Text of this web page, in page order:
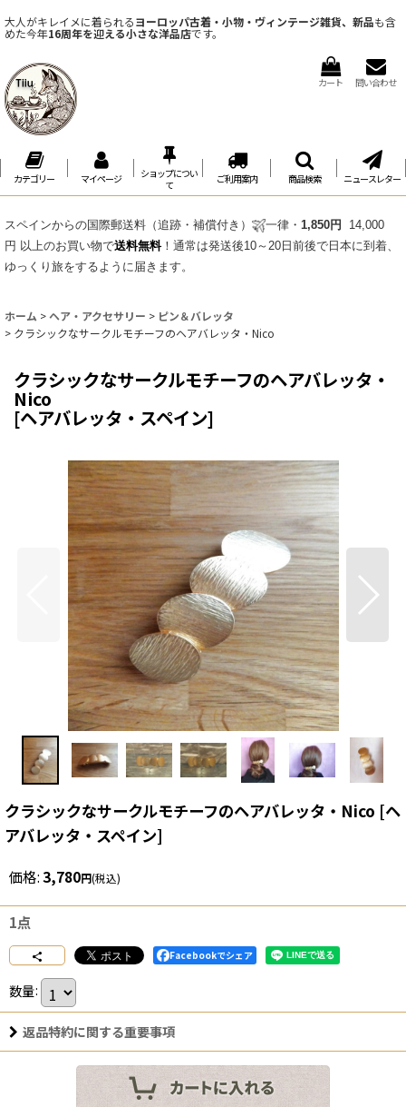
大人がキレイメに着られるヨーロッパ古着・小物・ヴィンテージ雑貨、新品も含
めた今年16周年を迎える小さな洋品店です。
カート 問い合わせ
カテゴリー マイページ
ショップについ
て
ご利用案内 商品検索 ニュースレター
スペインからの国際郵送料（追跡・補償付き） 一律・ 1,850円 14,000
円 以上のお買い物で送料無料！通常は発送後10～20日前後で日本に到着、
ゆっくり旅をするように届きます。
ホーム >ヘア・アクセサリー > ピン＆バレッタ
> クラシックなサークルモチーフのヘアバレッタ・Nico
クラシックなサークルモチーフのヘアバレッタ・
Nico
[ヘアバレッタ・スペイン]
クラシックなサークルモチーフのヘアバレッタ・Nico [ヘ
アバレッタ・スペイン]
価格:3,780円(税込)
1点
Facebookでシェア
数量:
返品特約に関する重要事項